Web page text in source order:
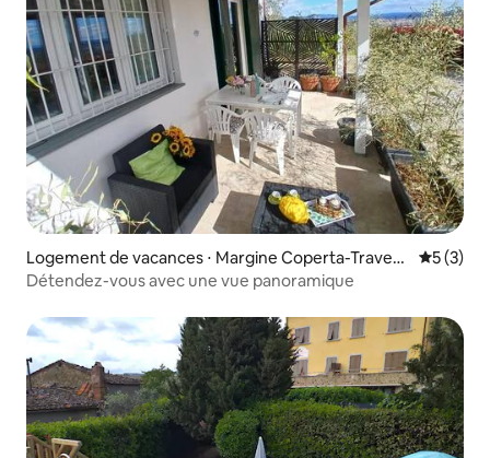
Logement de vacances ⋅ Margine Coperta-Travers
agna
5 (3)
Détendez-vous avec une vue panoramique